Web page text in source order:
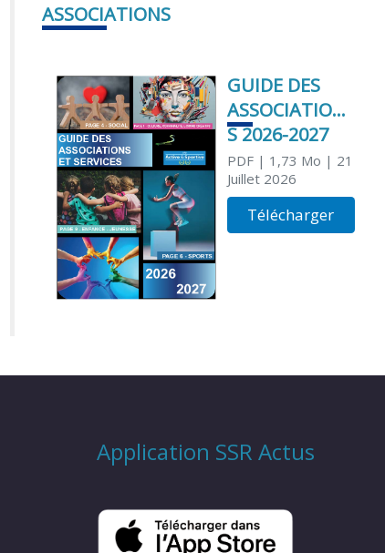
ASSOCIATIONS
GUIDE DES
ASSOCIATION
S 2026-2027
PDF| 1,73 Mo | 21
Juillet 2026
Télécharger
Application SSR Actus